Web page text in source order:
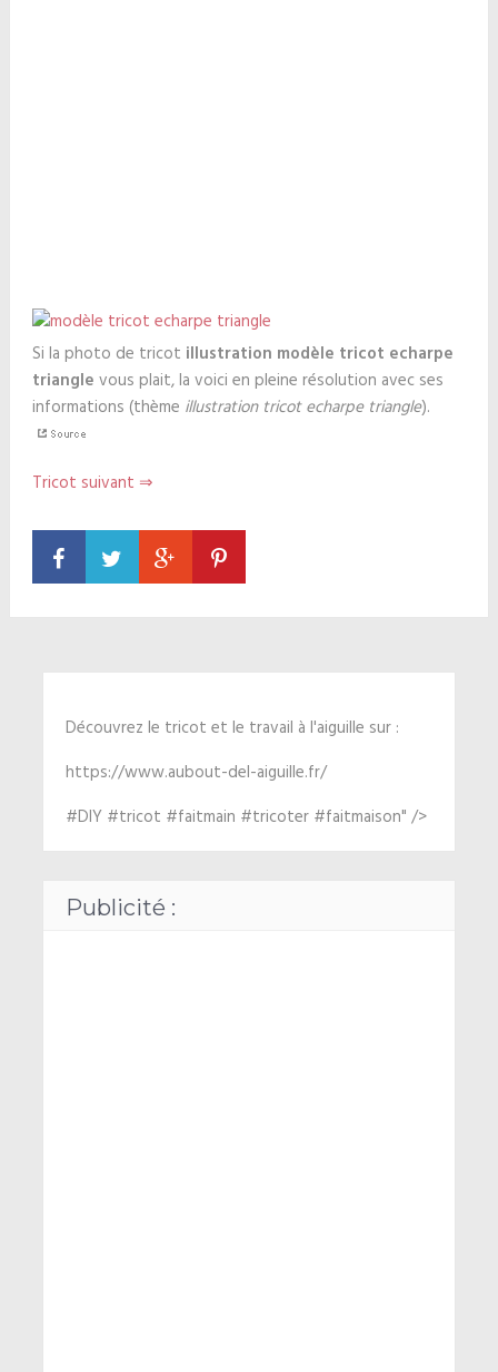
Si la photo de tricot illustration modèle tricot echarpe
triangle vous plait, la voici en pleine résolution avec ses
informations (thème illustration tricot echarpe triangle).
Tricot suivant ⇒
Découvrez le tricot et le travail à l'aiguille sur :
https://www.aubout-del-aiguille.fr/
#DIY #tricot #faitmain #tricoter #faitmaison" />
Publicité :